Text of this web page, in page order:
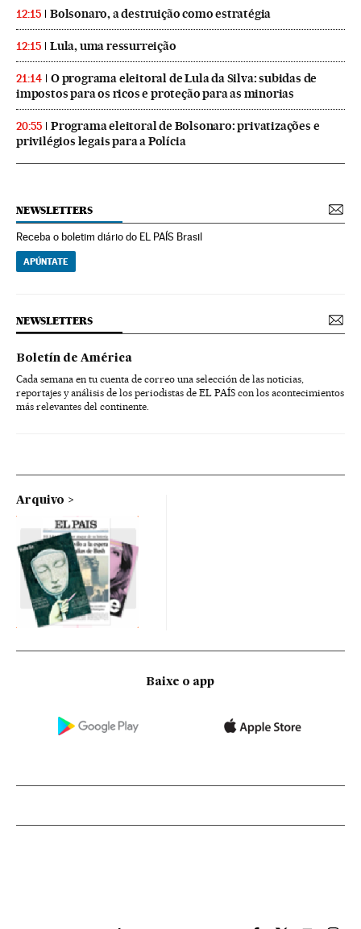
12:15 Bolsonaro, a destruição como estratégia
12:15 Lula, uma ressurreição
21:14
O programa eleitoral de Lula da Silva: subidas de
impostos para os ricos e proteção para as minorias
20:55
Programa eleitoral de Bolsonaro: privatizações e
privilégios legais para a Polícia
NEWSLETTERS
Receba o boletim diário do EL PAÍS Brasil
APÚNTATE
NEWSLETTERS
Boletín de América
Cada semana en tu cuenta de correo una selección de las noticias,
reportajes y análisis de los periodistas de EL PAÍS con los acontecimientos
más relevantes del continente.
Arquivo
Baixe o app